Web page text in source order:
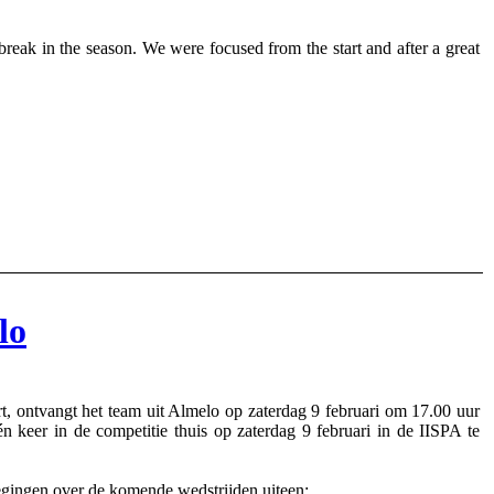
in the season. We were focused from the start and after a great
het team uit Almelo op zaterdag 9 februari om 17.00 uur
keer in de competitie thuis op zaterdag 9 februari in de IISPA te